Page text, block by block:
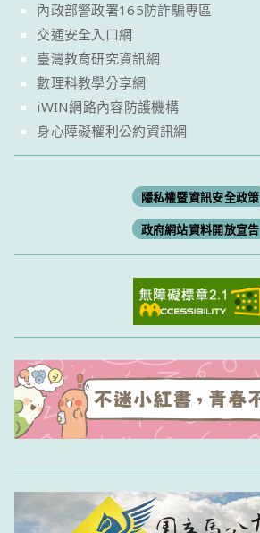
內政部警政署165防詐騙專區
交通安全入口網
臺灣教育研究資訊網
數理科教學分享網
iWIN網路內容防護機構
身心障礙權利公約資訊網
隱私權暨資訊安全政策
政府網站資料開放宣告